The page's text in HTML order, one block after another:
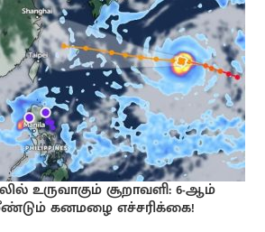
உருவாகும் சூறாவளி: 6-ஆம்
மீண்டும் கனமழை எச்சரிக்கை!